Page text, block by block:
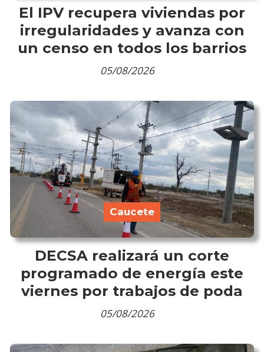
El IPV recupera viviendas por
irregularidades y avanza con
un censo en todos los barrios
05/08/2026
DECSA realizará un corte
programado de energía este
viernes por trabajos de poda
Caucete
05/08/2026